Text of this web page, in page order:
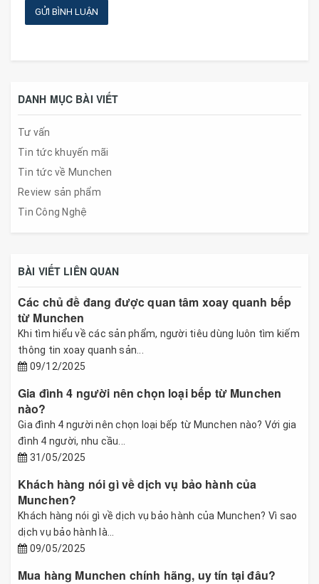
GỬI BÌNH LUẬN
DANH MỤC BÀI VIẾT
Tư vấn
Tin tức khuyến mãi
Tin tức về Munchen
Review sản phẩm
Tin Công Nghệ
BÀI VIẾT LIÊN QUAN
Các chủ đề đang được quan tâm xoay quanh bếp
từ Munchen
Khi tìm hiểu về các sản phẩm, người tiêu dùng luôn tìm kiếm
thông tin xoay quanh sản...
09/12/2025
Gia đình 4 người nên chọn loại bếp từ Munchen
nào?
Gia đình 4 người nên chọn loại bếp từ Munchen nào? Với gia
đình 4 người, nhu cầu...
31/05/2025
Khách hàng nói gì về dịch vụ bảo hành của
Munchen?
Khách hàng nói gì về dịch vụ bảo hành của Munchen? Vì sao
dịch vụ bảo hành là...
09/05/2025
Mua hàng Munchen chính hãng, uy tín tại đâu?